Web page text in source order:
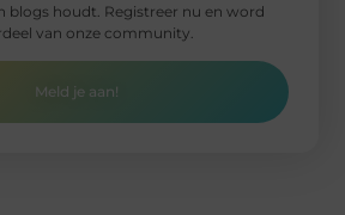
blogs houdt. Registreer nu en word
van onze community.
Meld je aan!